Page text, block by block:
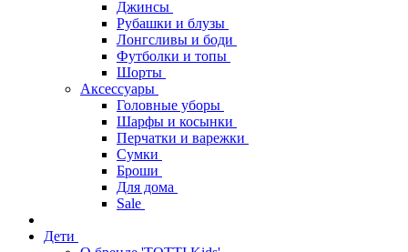
Джинсы
Рубашки и блузы
Лонгсливы и боди
Футболки и топы
Шорты
Аксессуары
Головные уборы
Шарфы и косынки
Перчатки и варежки
Сумки
Броши
Для дома
Sale
Дети